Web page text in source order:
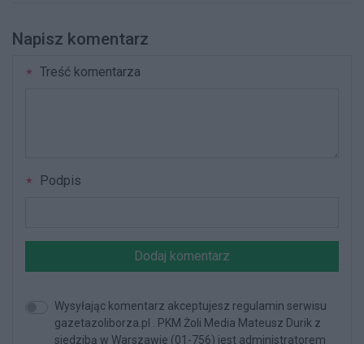
Napisz komentarz
Treść komentarza
Podpis
Dodaj komentarz
Wysyłając komentarz akceptujesz regulamin serwisu
gazetazoliborza.pl . PKM Żoli Media Mateusz Durik z
siedzibą w Warszawie (01-756) jest administratorem